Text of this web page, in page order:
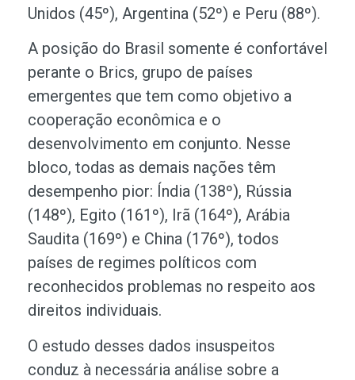
Unidos (45º), Argentina (52º) e Peru (88º).
A posição do Brasil somente é confortável
perante o Brics, grupo de países
emergentes que tem como objetivo a
cooperação econômica e o
desenvolvimento em conjunto. Nesse
bloco, todas as demais nações têm
desempenho pior: Índia (138º), Rússia
(148º), Egito (161º), Irã (164º), Arábia
Saudita (169º) e China (176º), todos
países de regimes políticos com
reconhecidos problemas no respeito aos
direitos individuais.
O estudo desses dados insuspeitos
conduz à necessária análise sobre a